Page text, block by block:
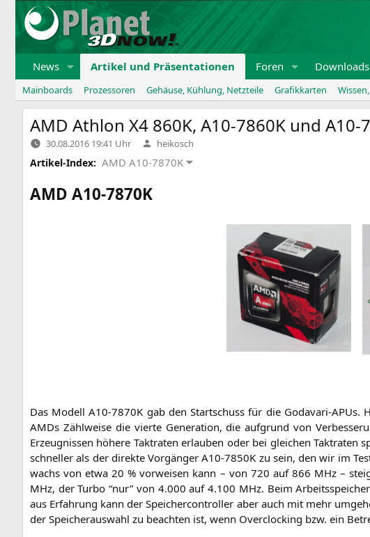
Zum
Inhalt
springen
News Artikel und Präsentationen Foren Downloads
Mainboards Prozessoren Gehäuse, Kühlung, Netzteile Grafikkarten
AMD Athlon X4 860K, A10-7860K und A10-
30.08.2016 19:41 Uhr Verfasst
von
heikosch
Artikel-Index: AMD A10-7870K
AMD A10-7870K
Das ModellA10-7870K gab den Start­schuss für die Goda­va­ri-APUs.
AMDs Zähl­wei­se die vier­te Gene­ra­ti­on, die auf­grund von
Erzeug­nis­sen höhe­re Takt­ra­ten erlau­ben oder bei glei­chen Takt­ra­ten
schnel­ler als der direk­te Vor­gän­gerA10-7850K zu sein, den wir im
wachs von etwa 20 % vor­wei­sen kann – von 720 auf 866 MHz –
MHz, der Tur­bo “nur” von 4.000 auf 4.100 MHz. Beim
aus Erfah­rung kann der Spei­cher­con­trol­ler aber auch mit mehr
der Spei­cher­aus­wahl zu beach­ten ist, wenn Over­clo­cking bzw. ein